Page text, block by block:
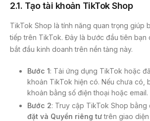
2.1. Tạo tài khoản TikTok Shop
TikTok Shop là tính năng quan trọng giúp
tiếp trên TikTok. Đây là bước đầu tiên bạn
bắt đầu kinh doanh trên nền tảng này.
Bước 1: Tải ứng dụng TikTok hoặc
khoản TikTok hiện có. Nếu chưa có,
khoản bằng số điện thoại hoặc email.
Bước 2: Truy cập TikTok Shop bằng
đặt và Quyền riêng tưtrên giao